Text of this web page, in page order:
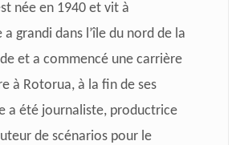
née en 1940 et vit à
grandi dans l’île du nord de la
et a commencé une carrière
à Rotorua, à la fin de ses
a été journaliste, productrice
de scénarios pour le